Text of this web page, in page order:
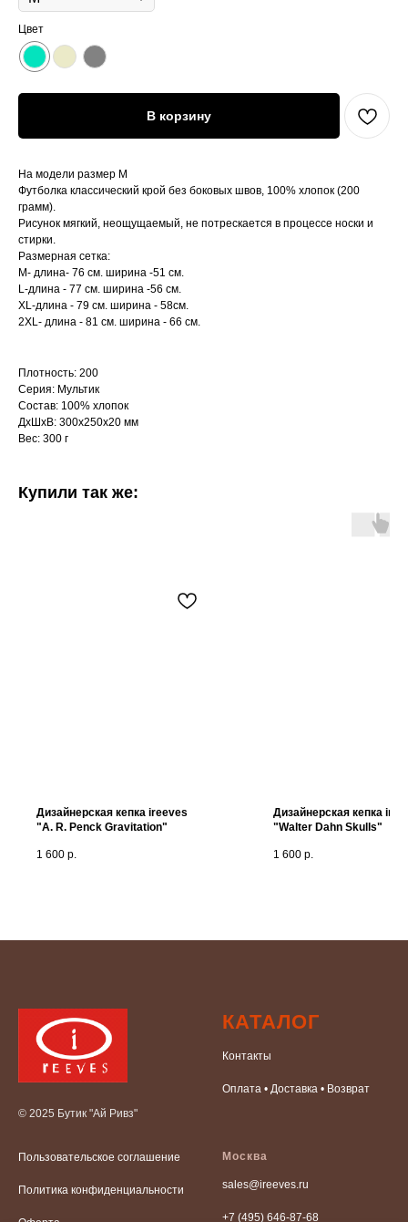
Цвет
В корзину
На модели размер M
Футболка классический крой без боковых швов, 100% хлопок (200
грамм).
Рисунок мягкий, неощущаемый, не потрескается в процессе носки и
стирки.
Размерная сетка:
М- длина- 76 см. ширина -51 см.
L-длина - 77 см. ширина -56 см.
XL-длина - 79 см. ширина - 58см.
2XL- длина - 81 см. ширина - 66 см.
Плотность: 200
Серия: Мультик
Состав: 100% хлопок
ДxШxВ: 300x250x20 мм
Вес: 300 г
Купили так же:
Дизайнерская кепка ireeves
"A. R. Penck Gravitation"
1 600 р.
Дизайнерская кепка
"Walter Dahn Skulls"
1 600 р.
© 2025 Бутик "Ай Ривз"
КАТАЛОГ
Контакты
Оплата • Доставка • Возврат
Пользовательское соглашение
Политика конфиденциальности
Москва
sales@ireeves.ru
+7 (495) 646-87-68